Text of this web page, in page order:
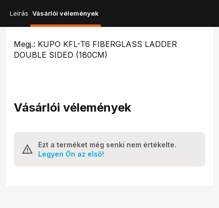
Leírás Vásárlói vélemények
Megj.: KUPO KFL-T6 FIBERGLASS LADDER
DOUBLE SIDED (180CM)
Vásárlói vélemények
Ezt a terméket még senki nem értékelte.
Legyen Ön az első!